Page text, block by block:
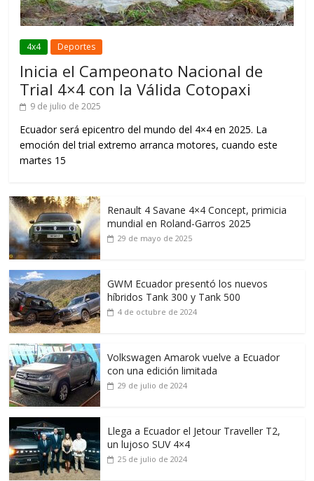
4x4 Deportes
Inicia el Campeonato Nacional de
Trial 4×4 con la Válida Cotopaxi
9 de julio de 2025
Ecuador será epicentro del mundo del 4×4 en 2025. La
emoción del trial extremo arranca motores, cuando este
martes 15
Renault 4 Savane 4×4 Concept, primicia
mundial en Roland-Garros 2025
29 de mayo de 2025
GWM Ecuador presentó los nuevos
híbridos Tank 300 y Tank 500
4 de octubre de 2024
Volkswagen Amarok vuelve a Ecuador
con una edición limitada
29 de julio de 2024
Llega a Ecuador el Jetour Traveller T2,
un lujoso SUV 4×4
25 de julio de 2024